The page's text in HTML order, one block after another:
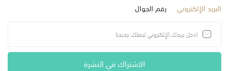
البريد الإلكتروني رقم الجوال
الاشتراك في النشرة